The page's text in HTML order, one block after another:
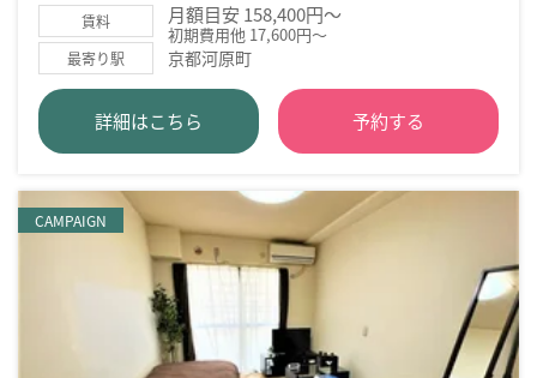
賃料 月額目安 158,400円～
初期費用他 17,600円～
最寄り駅 京都河原町
詳細はこちら 予約する
CAMPAIGN